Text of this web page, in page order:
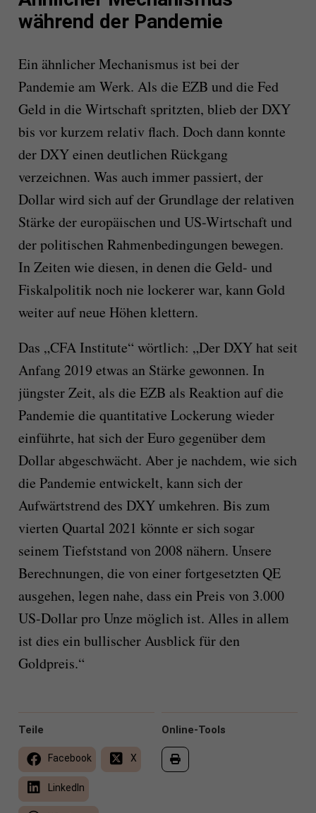
während der Pandemie
Ein ähnlicher Mechanismus ist bei der
Pandemie am Werk. Als die EZB und die Fed
Geld in die Wirtschaft spritzten, blieb der DXY
bis vor kurzem relativ flach. Doch dann konnte
der DXY einen deutlichen Rückgang
verzeichnen. Was auch immer passiert, der
Dollar wird sich auf der Grundlage der relativen
Stärke der europäischen und US-Wirtschaft und
der politischen Rahmenbedingungen bewegen.
In Zeiten wie diesen, in denen die Geld- und
Fiskalpolitik noch nie lockerer war, kann Gold
weiter auf neue Höhen klettern.
Das „CFA Institute“ wörtlich: „Der DXY hat seit
Anfang 2019 etwas an Stärke gewonnen. In
jüngster Zeit, als die EZB als Reaktion auf die
Pandemie die quantitative Lockerung wieder
einführte, hat sich der Euro gegenüber dem
Dollar abgeschwächt. Aber je nachdem, wie sich
die Pandemie entwickelt, kann sich der
Aufwärtstrend des DXY umkehren. Bis zum
vierten Quartal 2021 könnte er sich sogar
seinem Tiefststand von 2008 nähern. Unsere
Berechnungen, die von einer fortgesetzten QE
ausgehen, legen nahe, dass ein Preis von 3.000
US-Dollar pro Unze möglich ist. Alles in allem
ist dies ein bullischer Ausblick für den
Goldpreis.“
Online-Tools
Teile
Facebook X
LinkedIn